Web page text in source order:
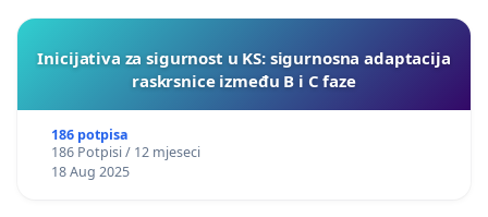
Inicijativa za sigurnost u KS: sigurnosna adaptacija
raskrsnice između B i C faze
186 potpisa
186 Potpisi / 12 mjeseci
18 Aug 2025